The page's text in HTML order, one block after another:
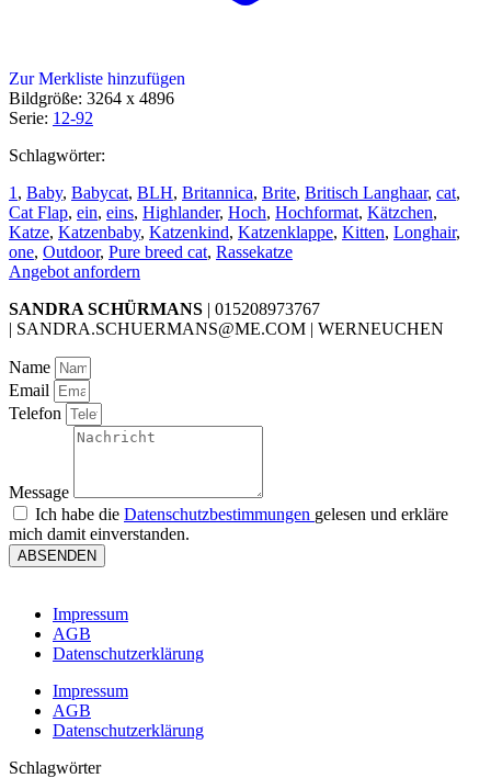
Zur Merkliste hinzufügen
Bildgröße: 3264 x 4896
Serie: 12-92
Schlagwörter:
1 , Baby, Babycat, BLH, Britannica, Brite, Britisch Langhaar, cat,
Cat Flap, ein, eins, Highlander, Hoch, Hochformat, Kätzchen,
Katze, Katzenbaby, Katzenkind, Katzenklappe, Kitten, Longhair,
one, Outdoor, Pure breed cat, Rassekatze
Angebot anfordern
SANDRA SCHÜRMANS | 015208973767
| SANDRA.SCHUERMANS@ME.COM | WERNEUCHEN
Name
Email
Telefon
Message
Ich habe die Datenschutzbestimmungen gelesen und erkläre
mich damit einverstanden.
ABSENDEN
Impressum
AGB
Datenschutzerklärung
Impressum
AGB
Datenschutzerklärung
Schlagwörter